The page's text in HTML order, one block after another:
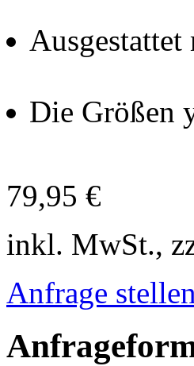
Ausgestattet
Die Größen
79,95 €
inkl. MwSt.,
Anfrage stellen